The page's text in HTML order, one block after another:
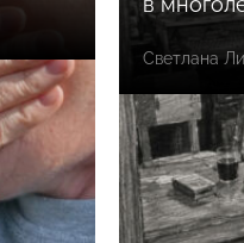
Светлана Ли